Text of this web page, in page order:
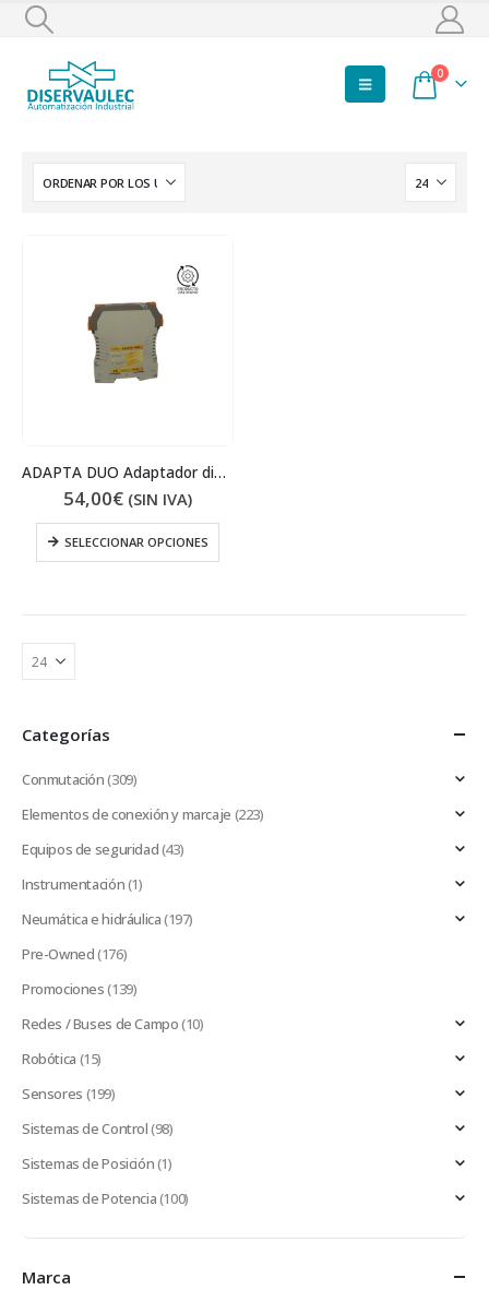
0
ADAPTA DUO Adaptador digital
54,00€ (SIN IVA)
SELECCIONAR OPCIONES
Categorías
Conmutación(309)
Elementos de conexión y marcaje (223)
Equipos de seguridad(43)
Instrumentación(1)
Neumática e hidráulica(197)
Pre-Owned(176)
Promociones(139)
Redes / Buses de Campo(10)
Robótica (15)
Sensores (199)
Sistemas de Control(98)
Sistemas de Posición(1)
Sistemas de Potencia(100)
Marca